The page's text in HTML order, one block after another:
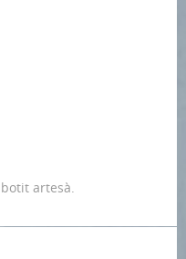
artesà.